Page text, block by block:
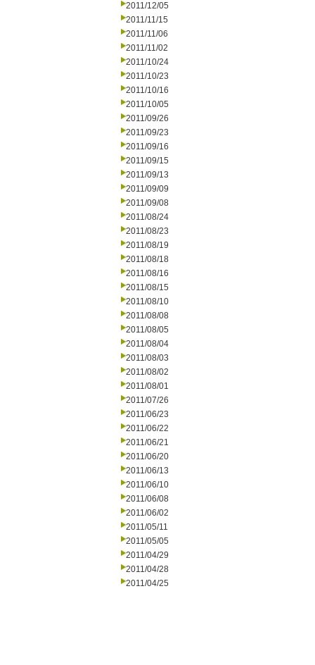
2011/12/05
2011/11/15
2011/11/06
2011/11/02
2011/10/24
2011/10/23
2011/10/16
2011/10/05
2011/09/26
2011/09/23
2011/09/16
2011/09/15
2011/09/13
2011/09/09
2011/09/08
2011/08/24
2011/08/23
2011/08/19
2011/08/18
2011/08/16
2011/08/15
2011/08/10
2011/08/08
2011/08/05
2011/08/04
2011/08/03
2011/08/02
2011/08/01
2011/07/26
2011/06/23
2011/06/22
2011/06/21
2011/06/20
2011/06/13
2011/06/10
2011/06/08
2011/06/02
2011/05/11
2011/05/05
2011/04/29
2011/04/28
2011/04/25